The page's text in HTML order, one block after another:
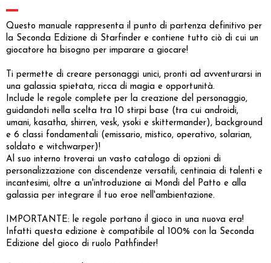
Questo manuale rappresenta il punto di partenza definitivo per
la Seconda Edizione di Starfinder e contiene tutto ciò di cui un
giocatore ha bisogno per imparare a giocare!
Ti permette di creare personaggi unici, pronti ad avventurarsi in
una galassia spietata, ricca di magia e opportunità.
Include le regole complete per la creazione del personaggio,
guidandoti nella scelta tra 10 stirpi base (tra cui androidi,
umani, kasatha, shirren, vesk, ysoki e skittermander), background
e 6 classi fondamentali (emissario, mistico, operativo, solarian,
soldato e witchwarper)!
Al suo interno troverai un vasto catalogo di opzioni di
personalizzazione con discendenze versatili, centinaia di talenti e
incantesimi, oltre a un'introduzione ai Mondi del Patto e alla
galassia per integrare il tuo eroe nell'ambientazione.
IMPORTANTE: le regole portano il gioco in una nuova era!
Infatti questa edizione è compatibile al 100% con la Seconda
Edizione del gioco di ruolo Pathfinder!